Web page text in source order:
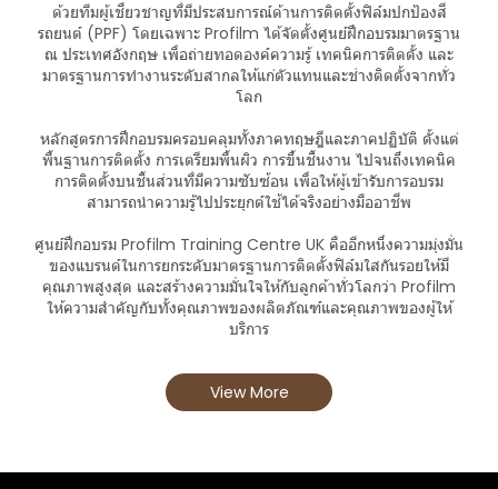
ด้วยทีมผู้เชี่ยวชาญที่มีประสบการณ์ด้านการติดตั้งฟิล์มปกป้องสี
รถยนต์ (PPF) โดยเฉพาะ Profilm ได้จัดตั้งศูนย์ฝึกอบรมมาตรฐาน
ณ ประเทศอังกฤษ เพื่อถ่ายทอดองค์ความรู้ เทคนิคการติดตั้ง และ
มาตรฐานการทำงานระดับสากลให้แก่ตัวแทนและช่างติดตั้งจากทั่ว
โลก
หลักสูตรการฝึกอบรมครอบคลุมทั้งภาคทฤษฎีและภาคปฏิบัติ ตั้งแต่
พื้นฐานการติดตั้ง การเตรียมพื้นผิว การขึ้นชิ้นงาน ไปจนถึงเทคนิค
การติดตั้งบนชิ้นส่วนที่มีความซับซ้อน เพื่อให้ผู้เข้ารับการอบรม
สามารถนำความรู้ไปประยุกต์ใช้ได้จริงอย่างมืออาชีพ
ศูนย์ฝึกอบรม Profilm Training Centre UK คืออีกหนึ่งความมุ่งมั่น
ของแบรนด์ในการยกระดับมาตรฐานการติดตั้งฟิล์มใสกันรอยให้มี
คุณภาพสูงสุด และสร้างความมั่นใจให้กับลูกค้าทั่วโลกว่า Profilm
ให้ความสำคัญกับทั้งคุณภาพของผลิตภัณฑ์และคุณภาพของผู้ให้
บริการ
View More